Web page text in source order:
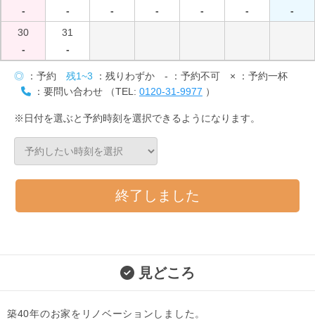
-
-
-
-
-
-
-
30
-
31
-
◎ ：予約 残1~3 ：残りわずか - ：予約不可 × ：予約一杯
：要問い合わせ （TEL: 0120-31-9977 ）
※日付を選ぶと予約時刻を選択できるようになります。
終了しました
見どころ
築40年のお家をリノベーションしました。